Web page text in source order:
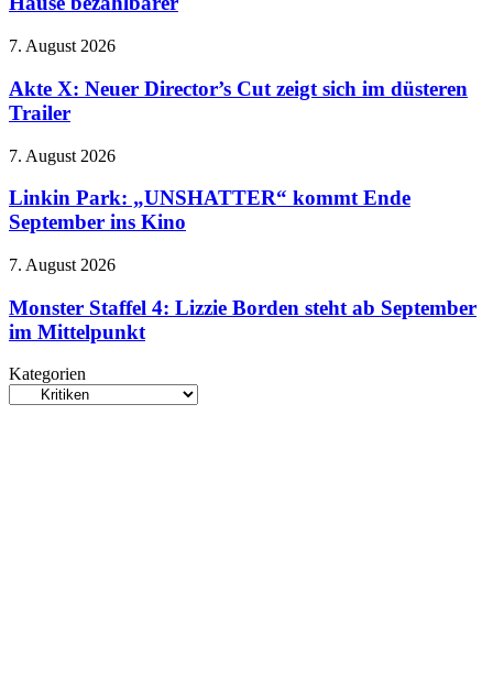
im
off
Stecker
Flipper
zu
bezahlbarer
Akte
Neuer
Director’s
Cut
sich
düsteren
Trailer
7. August 2026
Akte X: Neuer Director’s Cut zeigt sich im düsteren
Trailer
Linkin
„UNSHATTER“
kommt
Ende
ins
7. August 2026
Linkin Park: „UNSHATTER“ kommt Ende
September ins Kino
Monster
4:
Lizzie
Borden
ab
September
7. August 2026
Monster Staffel 4: Lizzie Borden steht ab September
im Mittelpunkt
Kategorien
Kategorien